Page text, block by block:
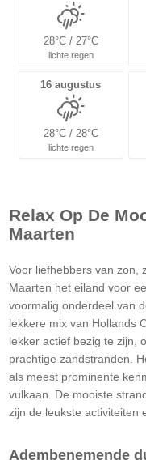
28°C / 27°C
lichte regen
16 augustus
28°C / 28°C
lichte regen
Relax Op De
Maarten
Voor liefhebbers van zon,
Maarten het eiland voor
voormalig onderdeel van
lekkere mix van Hollands
lekker actief bezig te zijn,
prachtige zandstranden.
als meest prominente
vulkaan. De mooiste
zijn de leukste activiteiten
Adembenemende